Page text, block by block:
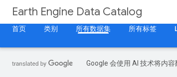
Earth Engine Data Catalog
首页
类别 所有数据集 所有标签
Google 会使用 AI 技术将内